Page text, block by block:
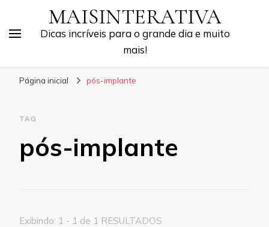
MAISINTERATIVA
Dicas incríveis para o grande dia e muito
mais!
Página inicial pós-implante
TAG
pós-implante
Exibindo: 1 - 1 de 1 RESULTADOS